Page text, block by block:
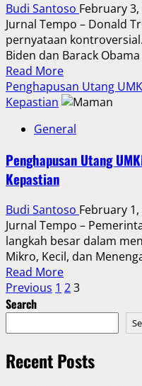
5
Instansi
yang
Paling
Terdampak
Budi Santoso February 3,
Jurnal Tempo – Donald
pernyataan
Biden dan Barack
Read MoreRead
more
about
Politik
Donald
Biden
dan
Obama
Penghapusan Utang
Kepastian
General
Penghapusan Utang
Kepastian
Budi Santoso February 1,
Jurnal Tempo –
langkah besar dalam
Mikro, Kecil, dan
Read MoreRead
more
Penghapusan
Utang
Menteri
Posts
pagination
Previous 1 23
Search
Recent Posts